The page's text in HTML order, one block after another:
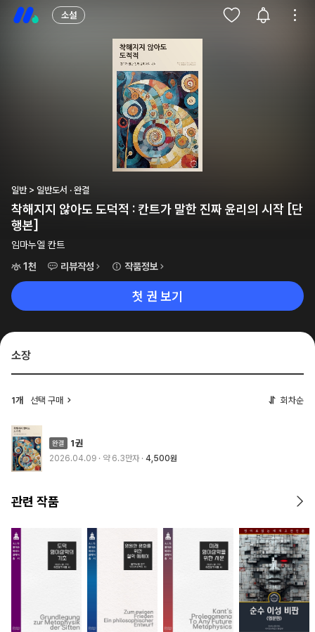
소설
일반 > 일반도서 · 완결
착해지지 않아도 도덕적 : 칸트가 말한 진짜 윤리의 시작 [단
행본]
임마누엘 칸트
1천
리뷰작성 작품정보
첫 권 보기
소장
1개 선택 구매 회차순
1권
2026.04.09 · 약 6.3만자 4,500원
관련 작품